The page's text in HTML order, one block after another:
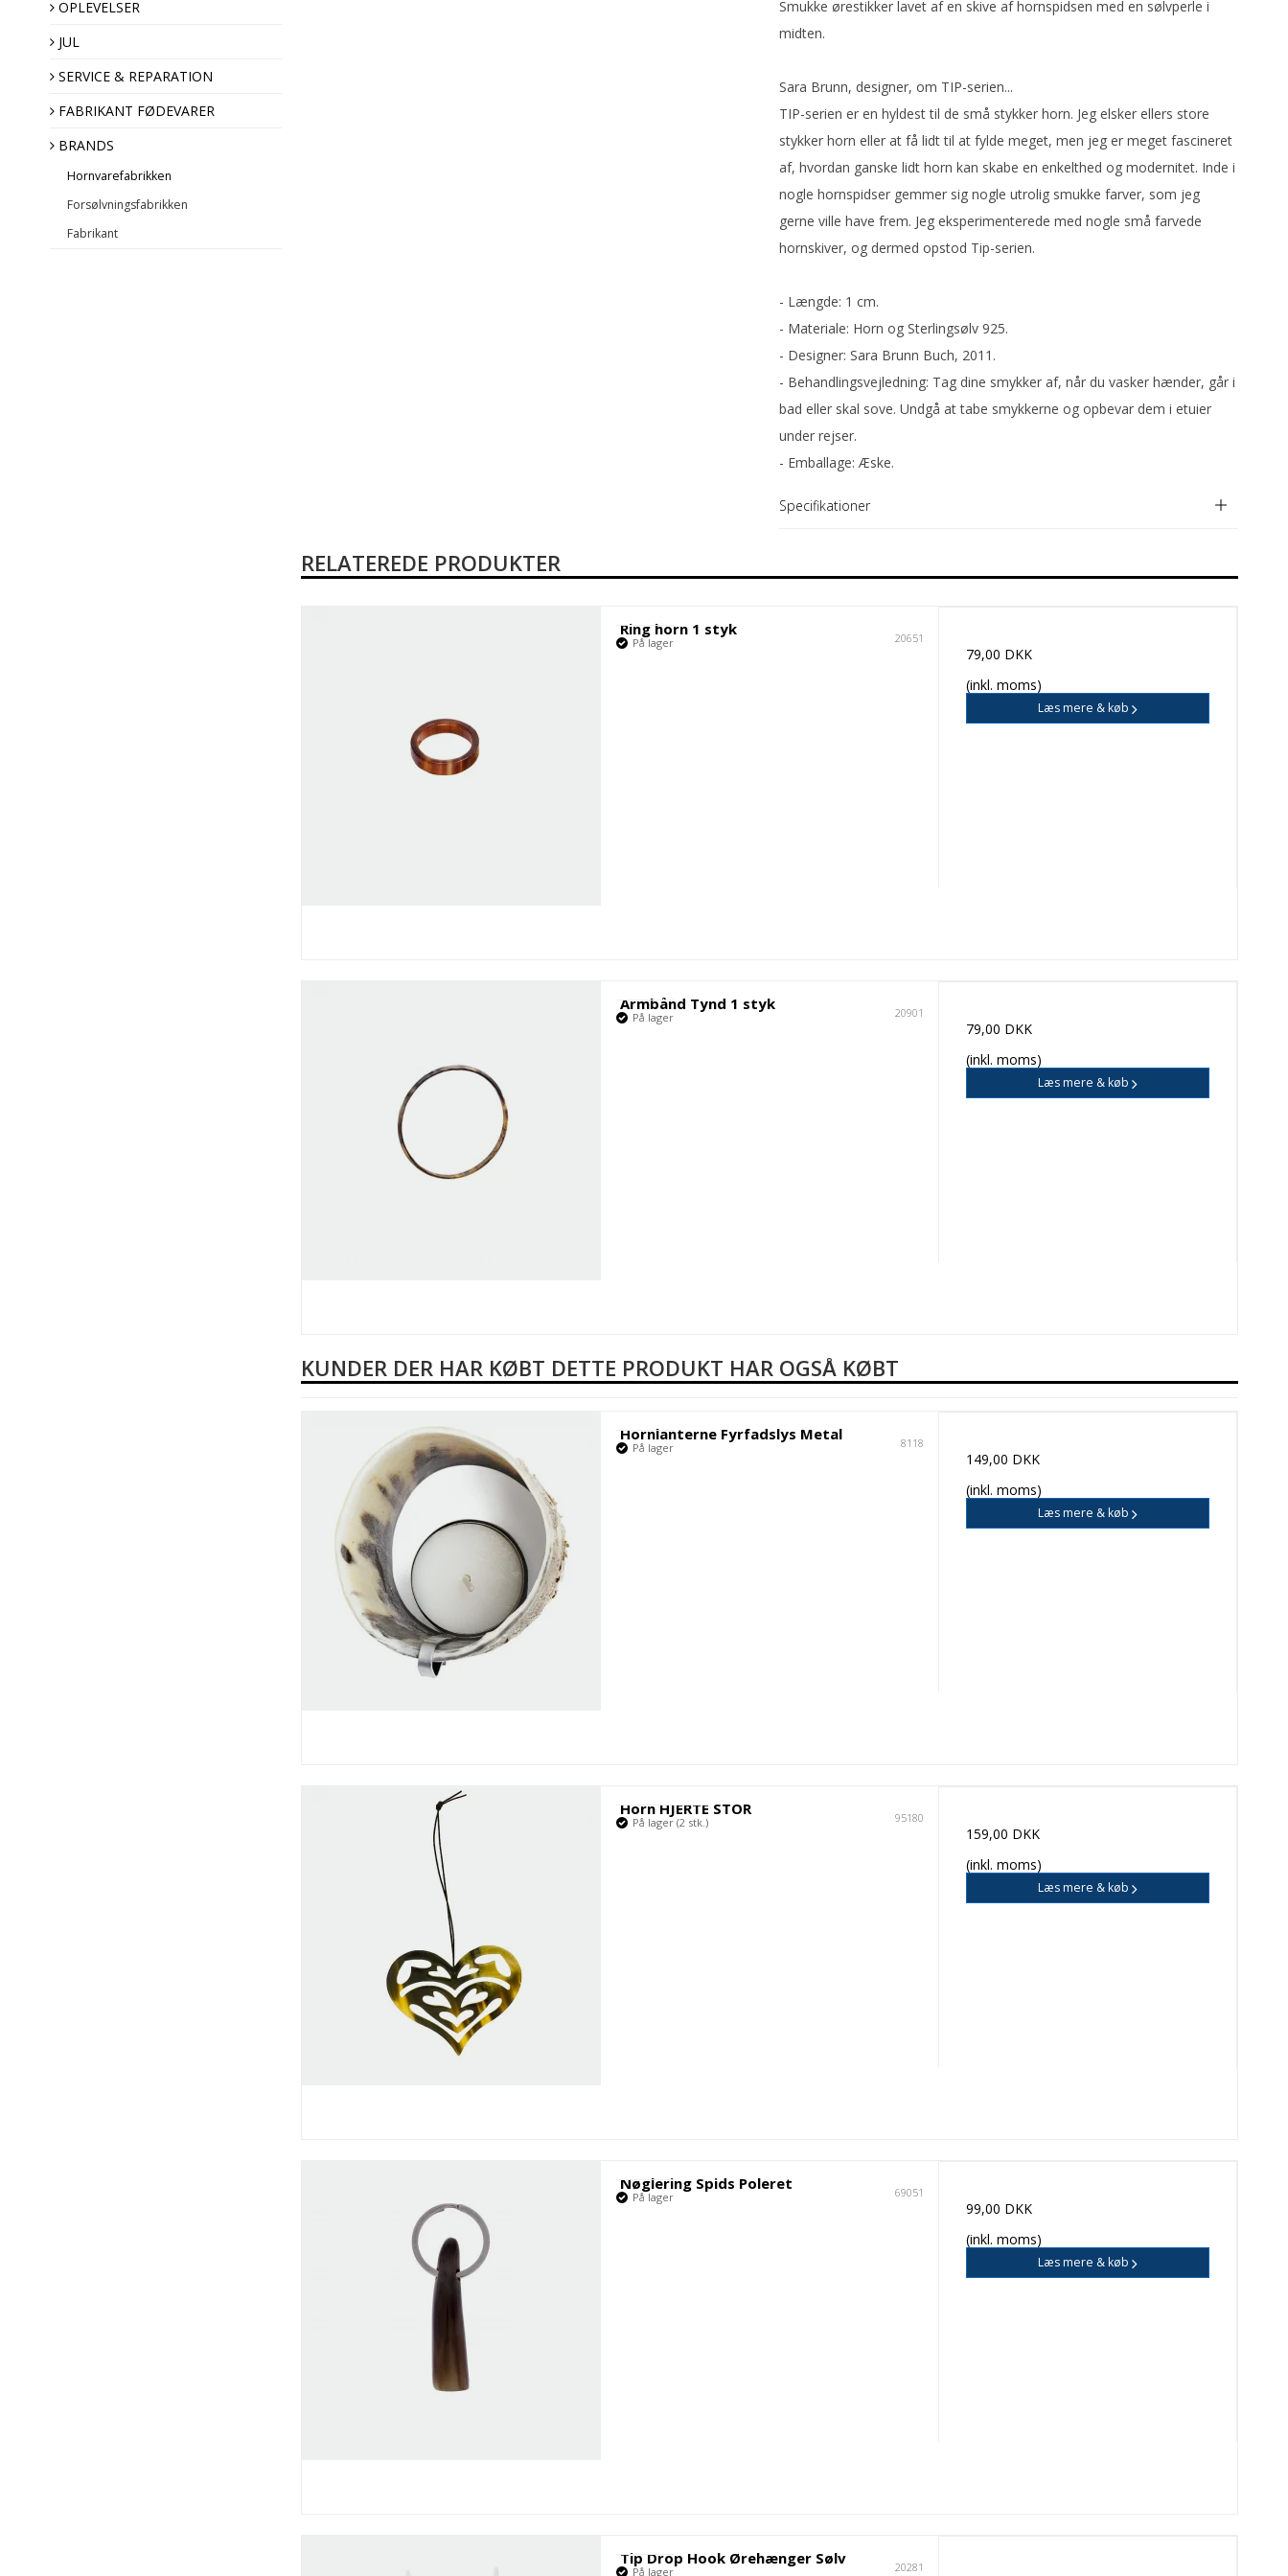
Hornvarefabrikken
Fabrikant
OPLEVELSER
JUL
SERVICE & REPARATION
FABRIKANT FØDEVARER
BRANDS
Hornvarefabrikken
Forsølvningsfabrikken
Fabrikant
Smukke ørestikker lavet af en skive af hornspidsen med en sølvperle i
midten.
Sara Brunn, designer, om TIP-serien...
TIP-serien er en hyldest til de små stykker horn. Jeg elsker ellers store
stykker horn eller at få lidt til at fylde meget, men jeg er meget fascineret
af, hvordan ganske lidt horn kan skabe en enkelthed og modernitet. Inde i
nogle hornspidser gemmer sig nogle utrolig smukke farver, som jeg
gerne ville have frem. Jeg eksperimenterede med nogle små farvede
hornskiver, og dermed opstod Tip-serien.
- Længde: 1 cm.
- Materiale: Horn og Sterlingsølv 925.
- Designer: Sara Brunn Buch, 2011.
- Behandlingsvejledning: Tag dine smykker af, når du vasker hænder, går i
bad eller skal sove. Undgå at tabe smykkerne og opbevar dem i etuier
under rejser.
- Emballage: Æske.
Specifikationer
RELATEREDE PRODUKTER
Ring horn 1 styk 20651
På lager
79,00 DKK
(inkl. moms)
Læs mere & køb
Armbånd Tynd 1 styk 20901
På lager
79,00 DKK
(inkl. moms)
Læs mere & køb
KUNDER DER HAR KØBT DETTE PRODUKT HAR OGSÅ KØBT
Hornlanterne Fyrfadslys Metal 8118
På lager
149,00 DKK
(inkl. moms)
Læs mere & køb
Horn HJERTE STOR 95180
På lager (2 stk.)
159,00 DKK
(inkl. moms)
Læs mere & køb
Nøglering Spids Poleret 69051
På lager
99,00 DKK
(inkl. moms)
Læs mere & køb
Tip Drop Hook Ørehænger Sølv 20281
På lager